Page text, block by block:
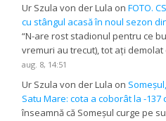
Ur Szula von der Lula onFOTO.
cu stângul acasă în noul sezon
“N-are rost stadionul pentru ce
vremuri au trecut), tot ați
aug. 8, 14:51
Ur Szula von der Lula on
Satu Mare: cota a coborât la -137
înseamnă că Someșul curge pe